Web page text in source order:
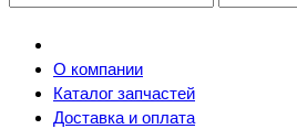
О компании
Каталог запчастей
Доставка и оплата